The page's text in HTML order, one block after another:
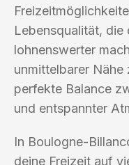
Lebensqualität, die
lohnenswerter
unmittelbarer Nähe
perfekte Balance
und entspannter
In Boulogne-
deine Freizeit auf